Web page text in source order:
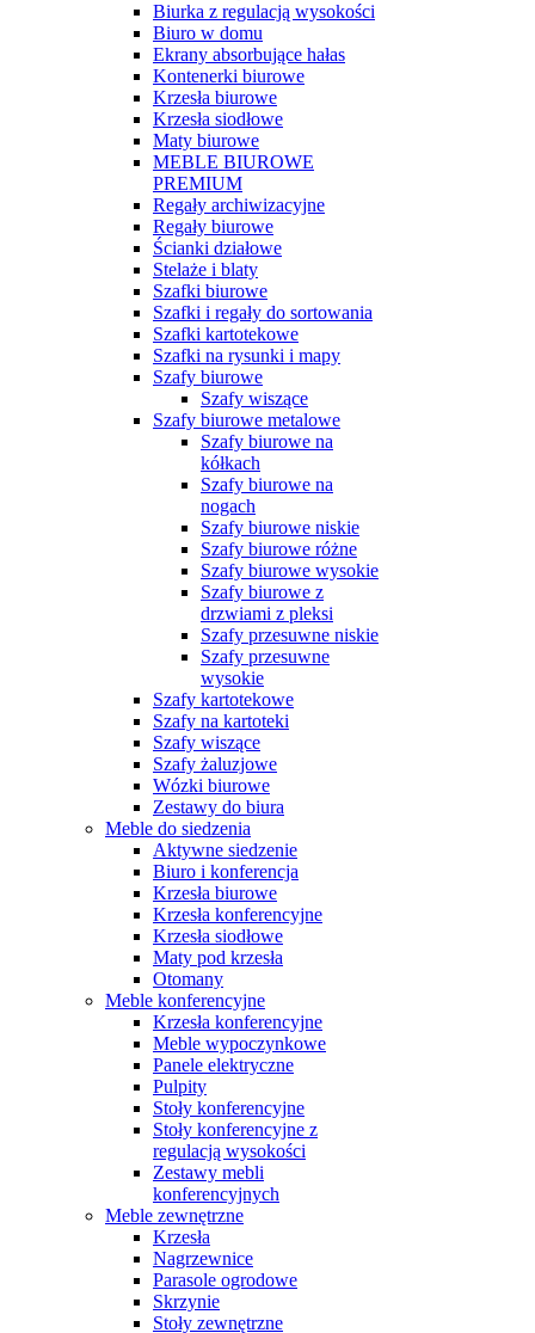
Biurka z regulacją wysokości
Biuro w domu
Ekrany absorbujące hałas
Kontenerki biurowe
Krzesła biurowe
Krzesła siodłowe
Maty biurowe
MEBLE BIUROWE
PREMIUM
Regały archiwizacyjne
Regały biurowe
Ścianki działowe
Stelaże i blaty
Szafki biurowe
Szafki i regały do sortowania
Szafki kartotekowe
Szafki na rysunki i mapy
Szafy biurowe
Szafy wiszące
Szafy biurowe metalowe
Szafy biurowe na
kółkach
Szafy biurowe na
nogach
Szafy biurowe niskie
Szafy biurowe różne
Szafy biurowe wysokie
Szafy biurowe z
drzwiami z pleksi
Szafy przesuwne niskie
Szafy przesuwne
wysokie
Szafy kartotekowe
Szafy na kartoteki
Szafy wiszące
Szafy żaluzjowe
Wózki biurowe
Zestawy do biura
Meble do siedzenia
Aktywne siedzenie
Biuro i konferencja
Krzesła biurowe
Krzesła konferencyjne
Krzesła siodłowe
Maty pod krzesła
Otomany
Meble konferencyjne
Krzesła konferencyjne
Meble wypoczynkowe
Panele elektryczne
Pulpity
Stoły konferencyjne
Stoły konferencyjne z
regulacją wysokości
Zestawy mebli
konferencyjnych
Meble zewnętrzne
Krzesła
Nagrzewnice
Parasole ogrodowe
Skrzynie
Stoły zewnętrzne